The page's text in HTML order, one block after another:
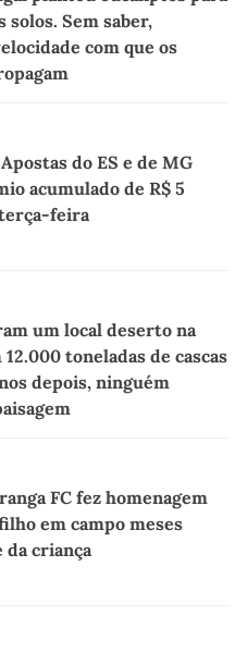
solos. Sem saber,
com que os
do ES e de MG
acumulado de R$ 5
feira
um local deserto na
12.000 toneladas de cascas
depois, ninguém
FC fez homenagem
em campo meses
da criança